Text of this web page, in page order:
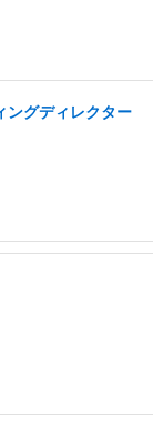
ングディレクター